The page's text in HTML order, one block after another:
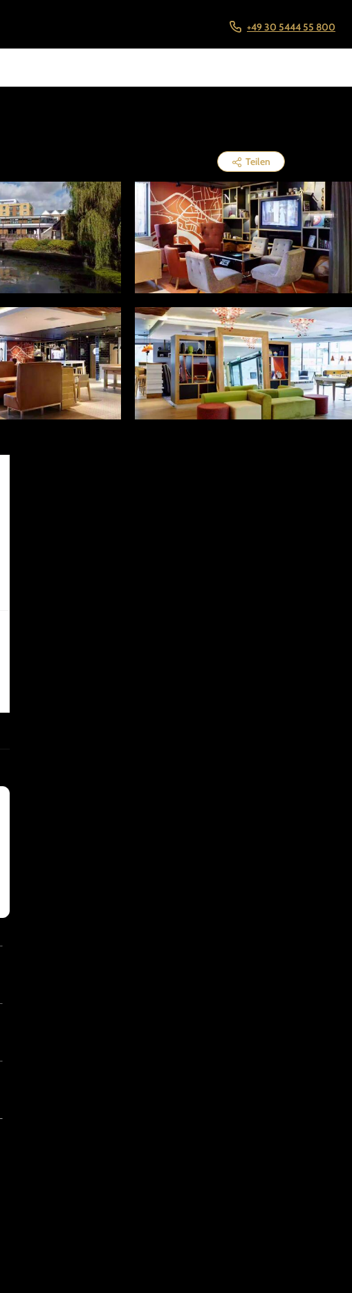
+49 30 5444 55 800
Teilen